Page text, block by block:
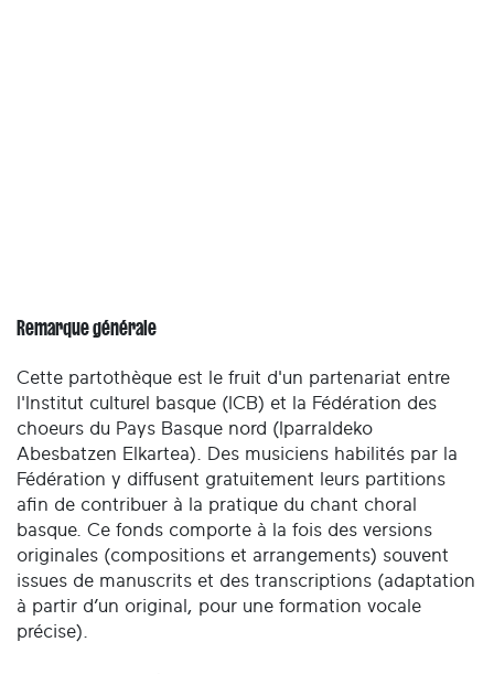
Remarque générale
Cette partothèque est le fruit d'un partenariat entre
l'Institut culturel basque (ICB) et la Fédération des
choeurs du Pays Basque nord (Iparraldeko
Abesbatzen Elkartea). Des musiciens habilités par la
Fédération y diffusent gratuitement leurs partitions
afin de contribuer à la pratique du chant choral
basque. Ce fonds comporte à la fois des versions
originales (compositions et arrangements) souvent
issues de manuscrits et des transcriptions (adaptation
à partir d’un original, pour une formation vocale
précise).